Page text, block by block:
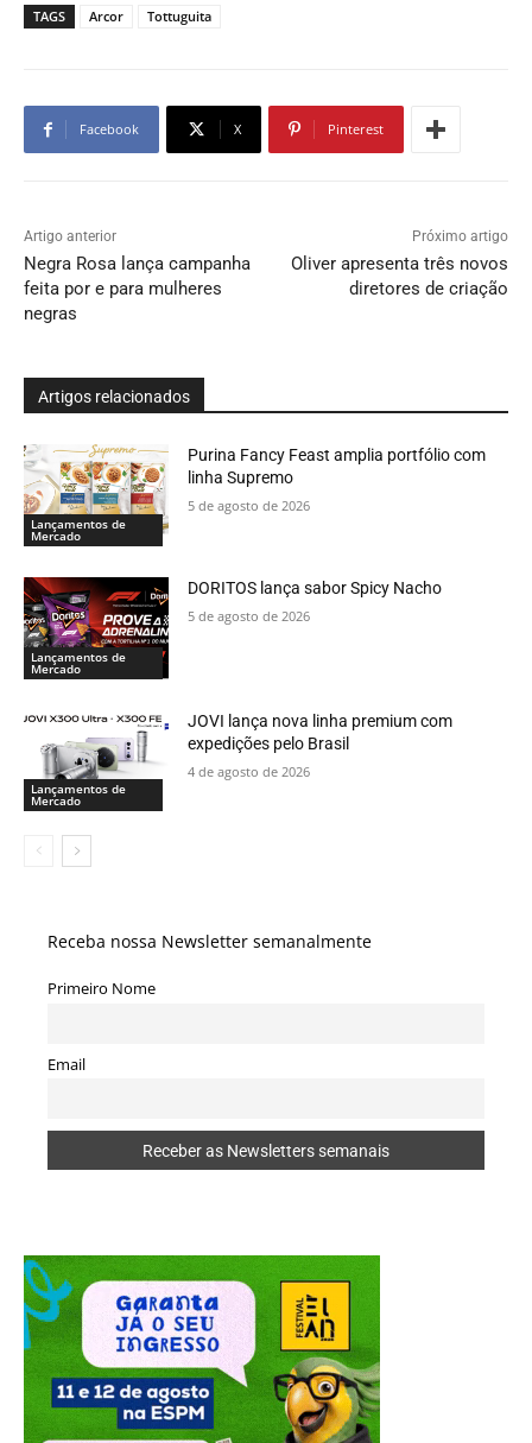
TAGS Arcor Tottuguita
Facebook X Pinterest
Artigo anterior
Negra Rosa lança campanha
feita por e para mulheres
negras
Próximo artigo
Oliver apresenta três novos
diretores de criação
Artigos relacionados
Lançamentos de
Mercado
Purina Fancy Feast amplia portfólio com
linha Supremo
5 de agosto de 2026
Lançamentos de
Mercado
DORITOS lança sabor Spicy Nacho
5 de agosto de 2026
Lançamentos de
Mercado
JOVI lança nova linha premium com
expedições pelo Brasil
4 de agosto de 2026
Receba nossa Newsletter semanalmente
Primeiro Nome
Email